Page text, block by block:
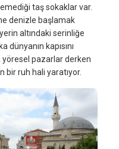
taş sokaklar var.
denizle başlamak
altındaki serinliğe
kapısını
yöresel pazarlar derken
bir ruh hali yaratıyor.